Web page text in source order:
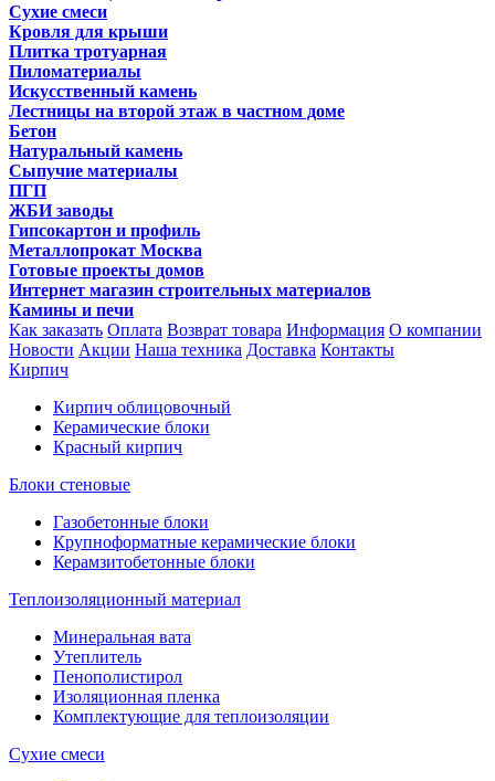
Сухие смеси
Кровля для крыши
Плитка тротуарная
Пиломатериалы
Искусственный камень
Лестницы на второй этаж в частном доме
Бетон
Натуральный камень
Сыпучие материалы
ПГП
ЖБИ заводы
Гипсокартон и профиль
Металлопрокат Москва
Готовые проекты домов
Интернет магазин строительных материалов
Камины и печи
Как заказать Оплата Возврат товара Информация О компании
Новости Акции Наша техника Доставка Контакты
Кирпич
Кирпич облицовочный
Керамические блоки
Красный кирпич
Блоки стеновые
Газобетонные блоки
Крупноформатные керамические блоки
Керамзитобетонные блоки
Теплоизоляционный материал
Минеральная вата
Утеплитель
Пенополистирол
Изоляционная пленка
Комплектующие для теплоизоляции
Сухие смеси